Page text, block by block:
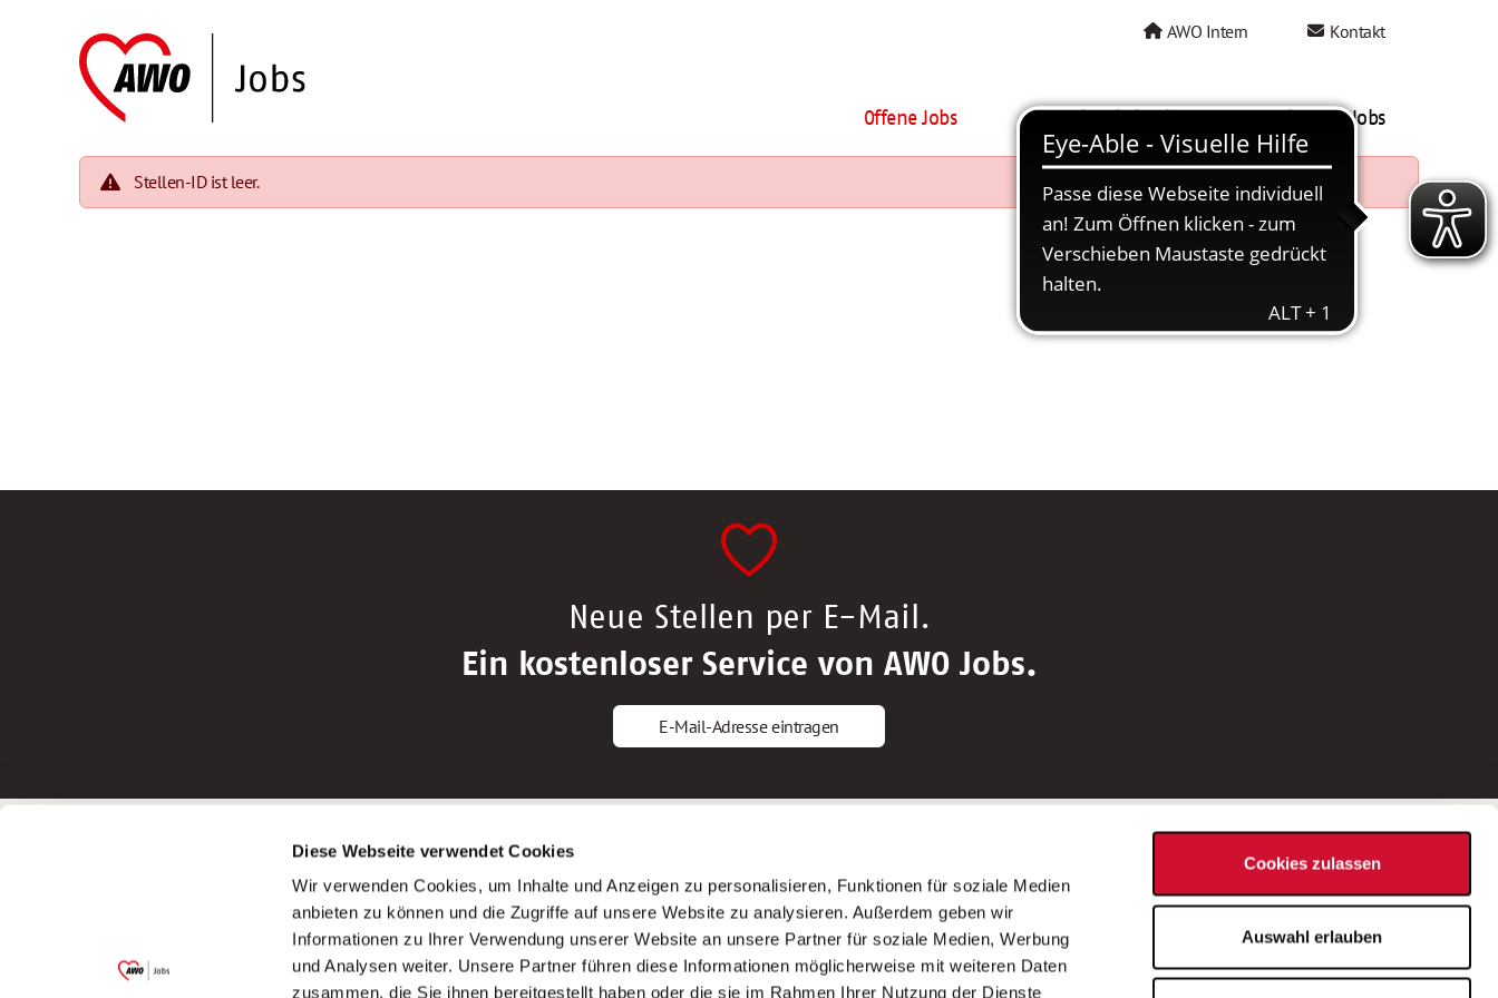
Diese Webseite verwendet Cookies
Wir verwenden Cookies, um Inhalte und Anzeigen zu personalisieren, Funktionen für soziale Medien
anbieten zu können und die Zugriffe auf unsere Website zu analysieren. Außerdem geben wir
Informationen zu Ihrer Verwendung unserer Website an unsere Partner für soziale Medien, Werbung
und Analysen weiter. Unsere Partner führen diese Informationen möglicherweise mit weiteren Daten
zusammen, die Sie ihnen bereitgestellt haben oder die sie im Rahmen Ihrer Nutzung der Dienste
Cookies zulassen
Auswahl erlauben
AWO Intern Kontakt
Offene Jobs AWO als Arbeitgeber Mein AWO Jobs
Stellen-ID ist leer.
Neue Stellen per E-Mail.
Ein kostenloser Service von AWO Jobs.
E-Mail-Adresse eintragen
Garitz Bewirtschaftungsbetriebe GmbH
(Ein Tochterunternehmen des AWO
Bezirksverbandes Unterfranken e.V.)
Bewerbungstipps
Bewerbung als Altenpfleger*in
Bewerbung als Krankenpfleger*in
Bewerbung als Altenpflegehelfer*in
Bewerbung als Erzieher*in
AWO Gliederungen nach Bundesland
Stellenangebote nach Bundesländern
Sitemap
Impressum
Datenschutz
Bei Fragen zu einer Stellenausschreibung
wenden Sie sich bitte an die*den in der
Stellenausschreibung genannte*n